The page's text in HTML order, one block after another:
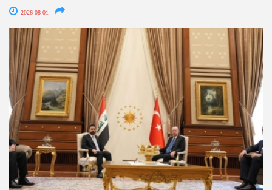
2026-08-01